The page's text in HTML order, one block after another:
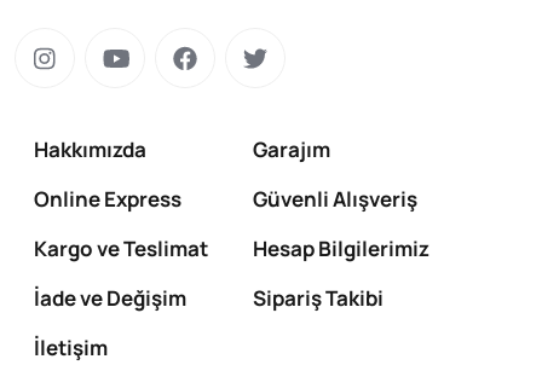
Hakkımızda
Garajım
Online Express
Güvenli Alışveriş
Kargo ve Teslimat
Hesap Bilgilerimiz
İade ve Değişim
Sipariş Takibi
İletişim